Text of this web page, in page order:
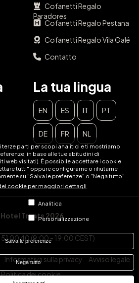
parti per scopi analitici e ti mostriamo
in base alle tue abitudini di
web visitati). È possibile accettare i cookie
tutti" oppure configurarne o rifiutarne
su "Salva le preferenze" o "Nega tutto".
cookie per maggiori dettagli
Analitica
Personalizzazione
Salva le preferenze
Nega tutto
Cofanetti Regalo
Paradores
Cofanetti Regalo Pestana
Cofanetti Regalo Vila Galé
Contatto
La tua lingua
EN ES IT PT
DE FR NL
Treats 2026
51 00 40 (9:00 - 19:00 CEST)
Informativa sulla privacy
Avviso legale
Politica dei cookie